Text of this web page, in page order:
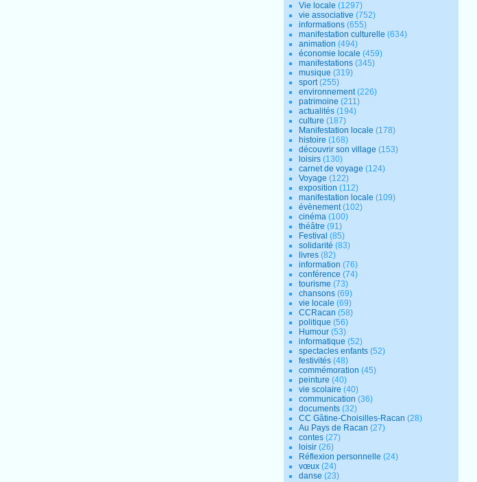
Vie locale (1297)
vie associative (752)
informations (655)
manifestation culturelle (634)
animation (494)
économie locale (459)
manifestations (345)
musique (319)
sport(255)
environnement(226)
patrimoine (211)
actualités (194)
culture (187)
Manifestation locale (178)
histoire (168)
découvrir son village (153)
loisirs (130)
carnet de voyage (124)
Voyage (122)
exposition (112)
manifestation locale (109)
évènement(102)
cinéma (100)
théâtre (91)
Festival (85)
solidarité (83)
livres (82)
information (76)
conférence (74)
tourisme (73)
chansons (69)
vie locale (69)
CCRacan (58)
politique (56)
Humour (53)
informatique (52)
spectacles enfants (52)
festivités (48)
commémoration (45)
peinture (40)
vie scolaire (40)
communication (36)
documents (32)
CC Gâtine-Choisilles-Racan (28)
Au Pays de Racan (27)
contes (27)
loisir (26)
Réflexion personnelle (24)
vœux (24)
danse (23)